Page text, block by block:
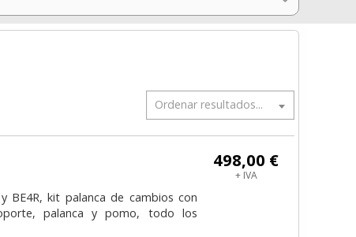
Ordenar resultados...
498,00 €
+ IVA
BE4R, kit palanca de cambios con
palanca y pomo, todo los